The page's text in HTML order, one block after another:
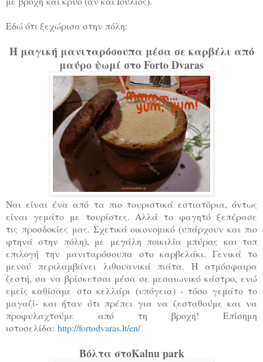
Εδώ ότι ξεχώρισα στην πόλη:
Η μαγική μανιταρόσουπα μέσα σε καρβέλι από
μαύρο ψωμί στο Forto Dvaras
Ναι είναι ένα από τα πιο τουριστικά εστιατόρια, όντως
είναι γεμάτο με τουρίστες. Αλλά το φαγητό ξεπέρασε
τις προσδοκίες μας. Σχετικά οικονομικό (υπάρχουν και πιο
φτηνά στην πόλη), με μεγάλη ποικιλία μπύρας και τοπ
επιλογή την μανιταρόσουπα στο καρβελάκι. Γενικά το
μενού περιλαμβάνει λιθουανικά πιάτα. Η ατμόσφαιρα
ζεστή, σα να βρίσκετσαι μέσα σε μεσαιωνικό κάστρο, ενώ
εμείς καθίσαμε στο κελλάρι (υπόγεια) - τόσο γεμάτο το
μαγαζί- και ήταν ότι πρέπει για να ζεσταθούμε και να
προφυλαχτούμε από τη βροχή! Επίσημη
ιστοσελίδα: http://fortodvaras.lt/en/
Βόλτα στοKalnu park